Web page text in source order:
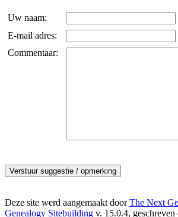
Uw naam:
E-mail adres:
Commentaar:
Deze site werd aangemaakt doorThe Next
Genealogy Sitebuilding v. 15.0.4,